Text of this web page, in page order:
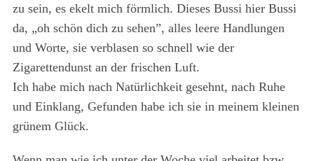
zu sein, es ekelt mich förmlich. Dieses Bussi hier Bussi
da, „oh schön dich zu sehen”, alles leere Handlungen
und Worte, sie verblasen so schnell wie der
Zigarettendunst an der frischen Luft.
Ich habe mich nach Natürlichkeit gesehnt, nach Ruhe
und Einklang, Gefunden habe ich sie in meinem kleinen
grünem Glück.